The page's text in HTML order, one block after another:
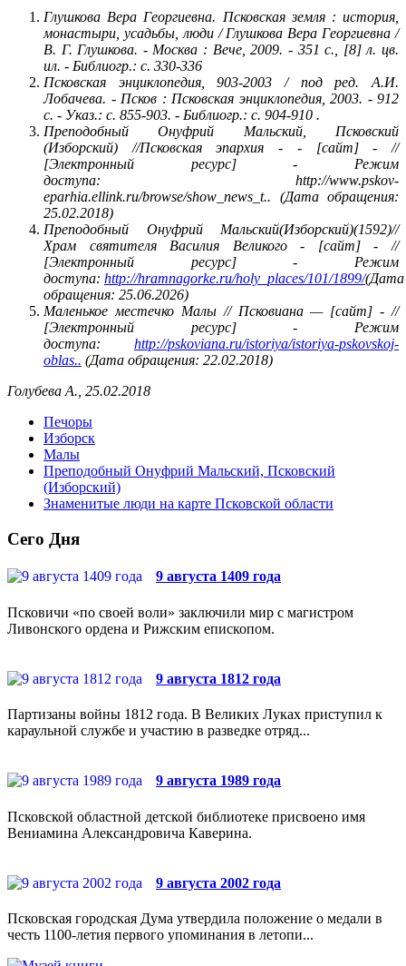
Глушкова Вера Георгиевна. Псковская земля : история,
монастыри, усадьбы, люди / Глушкова Вера Георгиевна /
В. Г. Глушкова. - Москва : Вече, 2009. - 351 с., [8] л. цв.
ил. - Библиогр.: с. 330-336
Псковская энциклопедия, 903-2003 / под ред. А.И.
Лобачева. - Псков : Псковская энциклопедия, 2003. - 912
с. - Указ.: с. 855-903. - Библиогр.: с. 904-910 .
Преподобный Онуфрий Мальский, Псковский
(Изборский) //Псковская эпархия - - [сайт] - //
[Электронный ресурс] - Режим
доступа: http://www.pskov-
eparhia.ellink.ru/browse/show_news_t.. (Дата обращения:
25.02.2018)
Преподобный Онуфрий Мальский(Изборский)(1592)//
Храм святителя Василия Великого - [сайт] - //
[Электронный ресурс] - Режим
доступа: http://hramnagorke.ru/holy_places/101/1899/(Дата
обращения: 25.06.2026)
Маленькое местечко Малы // Псковиана — [сайт] - //
[Электронный ресурс] - Режим
доступа: http://pskoviana.ru/istoriya/istoriya-pskovskoj-
oblas.. (Дата обращения: 22.02.2018)
Голубева А., 25.02.2018
Печоры
Изборск
Малы
Преподобный Онуфрий Мальский, Псковский
(Изборский)
Знаменитые люди на карте Псковской области
Сего Дня
9 августа 1409 года
Псковичи «по своей воли» заключили мир с магистром
Ливонского ордена и Рижским епископом.
9 августа 1812 года
Партизаны войны 1812 года. В Великих Луках приступил к
караульной службе и участию в разведке отряд...
9 августа 1989 года
Псковской областной детской библиотеке присвоено имя
Вениамина Александровича Каверина.
9 августа 2002 года
Псковская городская Дума утвердила положение о медали в
честь 1100-летия первого упоминания в летопи...